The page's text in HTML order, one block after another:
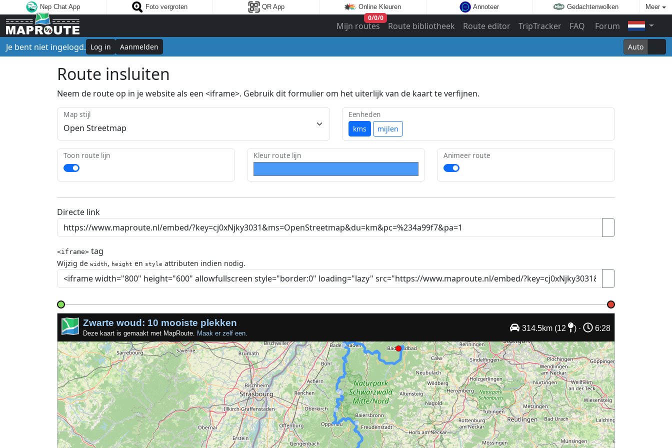
Nep Chat App Foto vergroten QR App Online Kleuren Annoteer Gedachtenwolken Meer
Mijn routes
0/0/0
Route bibliotheek Route editor TripTracker FAQ
Forum
Je bent niet ingelogd. Log in Aanmelden Auto
Route insluiten
Neem de route op in je website als een <iframe>. Gebruik dit formulier om het uiterlijk van de kaart te verfijnen.
Map stijl
kms mijlen
Eenheden
Toon route lijn Kleur route lijn Animeer route
Directe link
<iframe> tag
Wijzig de width, height en style attributen indien nodig.